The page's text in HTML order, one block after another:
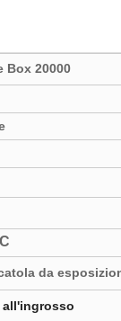
Box 20000
da
all'ingrosso